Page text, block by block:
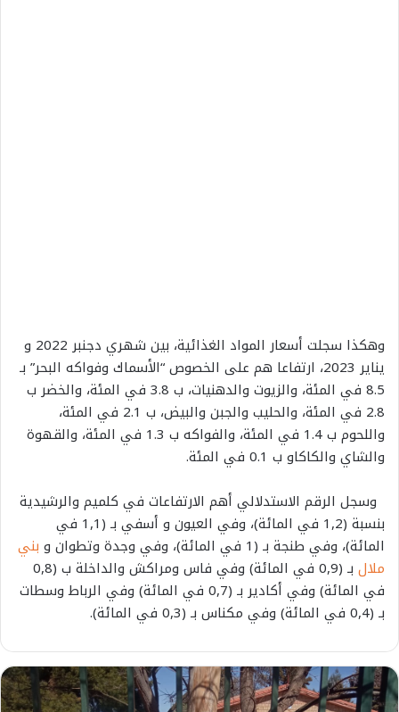
وهكذا سجلت أسعار المواد الغذائية، بين شهري دجنبر 2022 و
يناير 2023، ارتفاعا هم على الخصوص “الأسماك وفواكه البحر” بـ
8.5 في المئة، والزيوت والدهنيات، ب 3.8 في المئة، والخضر ب
2.8 في المئة، والحليب والجبن والبيض، ب 2.1 في المئة،
واللحوم ب 1.4 في المئة، والفواكه ب 1.3 في المئة، والقهوة
والشاي والكاكاو ب 0.1 في المئة.
وسجل الرقم الاستدلالي أهم الارتفاعات في كلميم والرشيدية
بنسبة (1,2 في المائة)، وفي العيون و أسفي بـ (1,1 في
المائة)، وفي طنجة بـ (1 في المائة)، وفي وجدة وتطوان و
بني
ملال
بـ (0,9 في المائة) وفي فاس ومراكش والداخلة ب (0,8
في المائة) وفي أكادير بـ (0,7 في المائة) وفي الرباط وسطات
بـ (0,4 في المائة) وفي مكناس بـ (0,3 في المائة).
ع
ا